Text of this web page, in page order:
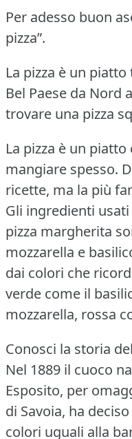
Per adesso buon
pizza”.
La pizza è un
Bel Paese da Nord
trovare una pizza
La pizza è un
mangiare spesso.
ricette, ma la più
Gli ingredienti
pizza margherita
mozzarella e
dai colori che
verde come il
mozzarella, rossa
Conosci la storia
Nel 1889 il cuoco
Esposito, per
di Savoia, ha
colori uguali alla